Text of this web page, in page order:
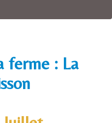
ferme : La